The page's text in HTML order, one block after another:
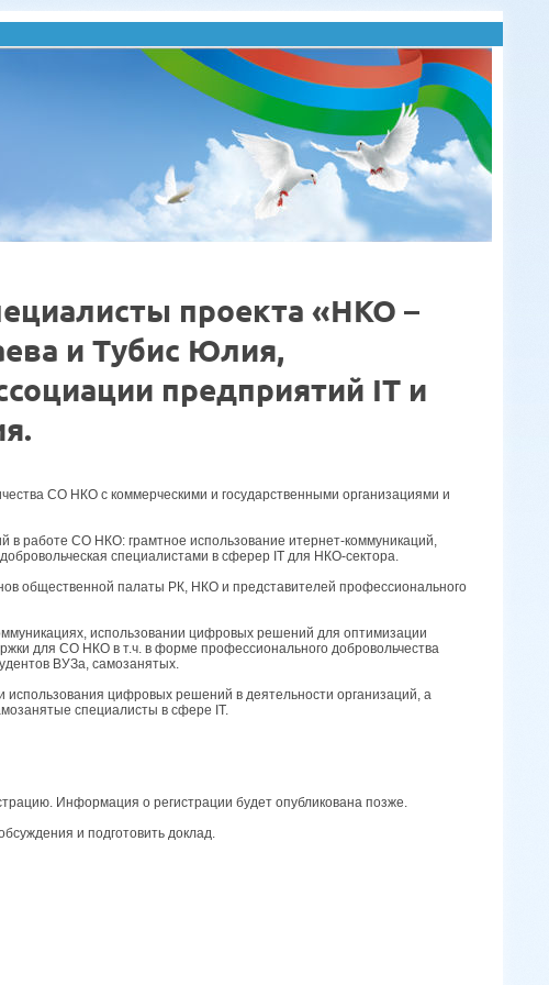
проекта «НКО –
и Тубис Юлия,
предприятий IT и
СО НКО с коммерческими и государственными организациями и
в работе СО НКО: грамтное использование итернет-коммуникаций,
специалистами в сферер IT для НКО-сектора.
общественной палаты РК, НКО и представителей профессионального
использовании цифровых решений для оптимизации
для СО НКО в т.ч. в форме профессионального добровольчества
ВУЗа, самозанятых.
цифровых решений в деятельности организаций, а
специалисты в сфере IT.
Информация о регистрации будет опубликована позже.
и подготовить доклад.